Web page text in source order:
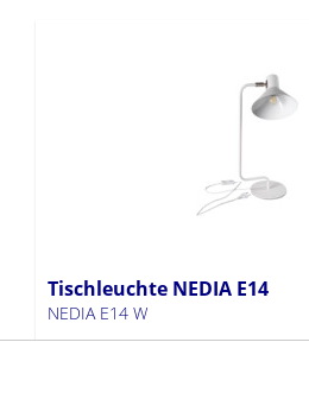
Tischleuchte NEDIA E14
NEDIA E14 W